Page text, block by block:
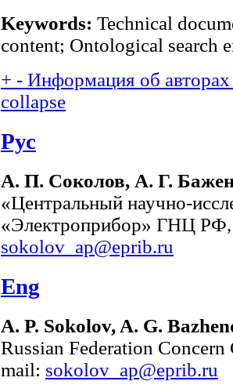
Keywords: Technical
content; Ontological search
+ - Информация об
collapse
Рус
А. П. Соколов, А. Г.
«Центральный научно-
«Электроприбор» ГНЦ РФ,
sokolov_ap@eprib.ru
Eng
A. P. Sokolov, A. G.
Russian Federation
mail: sokolov_ap@eprib.ru